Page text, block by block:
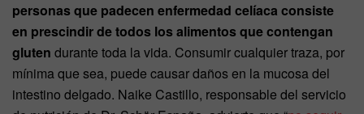
personas que padecen enfermedad celíaca consiste
en prescindir de todos los alimentos que contengan
gluten durante toda la vida. Consumir cualquier traza, por
mínima que sea, puede causar daños en la mucosa del
intestino delgado. Naike Castillo, responsable del servicio